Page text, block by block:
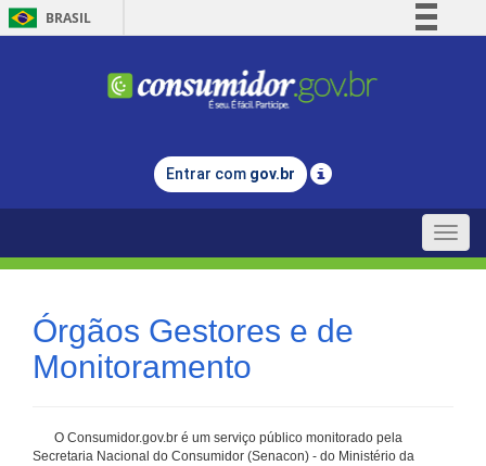
BRASIL
Comunica BR
Legislação
Entrar com gov.br
Toggle
Órgãos Gestores e de
Monitoramento
O Consumidor.gov.br é um serviço público monitorado pela
Secretaria Nacional do Consumidor (Senacon) - do Ministério da